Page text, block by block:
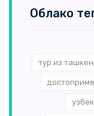
Облако
тур из